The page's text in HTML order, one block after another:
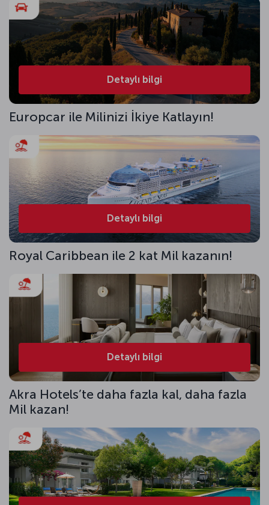
Detaylı bilgi
Europcar ile Milinizi İkiye Katlayın!
Detaylı bilgi
Royal Caribbean ile 2 kat Mil kazanın!
Detaylı bilgi
Akra Hotels’te daha fazla kal, daha fazla
Mil kazan!